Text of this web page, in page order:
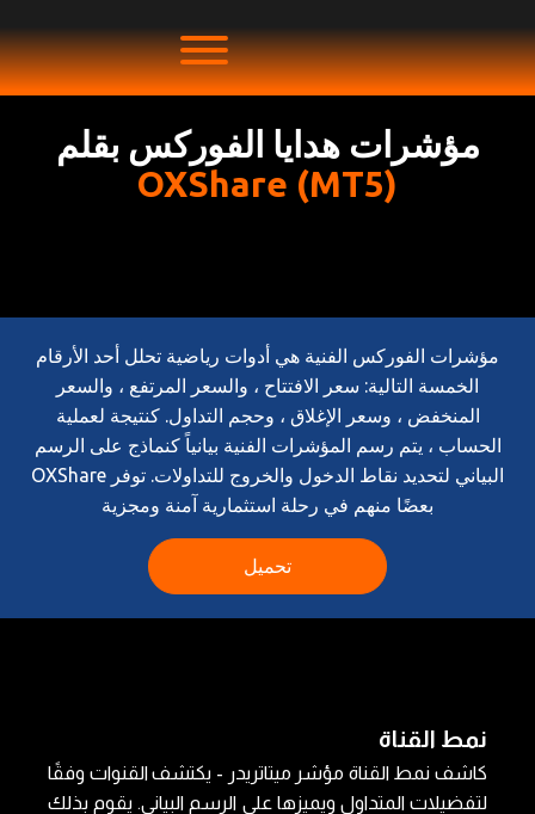
مؤشرات هدايا الفوركس بقلم
OXShare (MT5)
مؤشرات الفوركس الفنية هي أدوات رياضية تحلل أحد الأرقام
الخمسة التالية: سعر الافتتاح ، والسعر المرتفع ، والسعر
المنخفض ، وسعر الإغلاق ، وحجم التداول. كنتيجة لعملية
الحساب ، يتم رسم المؤشرات الفنية بيانياً كنماذج على الرسم
البياني لتحديد نقاط الدخول والخروج للتداولات. توفر OXShare
بعضًا منهم في رحلة استثمارية آمنة ومجزية
تحميل
نمط القناة
كاشف نمط القناة مؤشر ميتاتريدر - يكتشف القنوات وفقًا
لتفضيلات المتداول ويميزها على الرسم البياني. يقوم بذلك